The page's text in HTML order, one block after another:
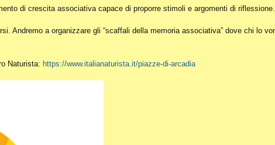
di crescita associativa capace di proporre stimoli e argomenti di riflessione.
Andremo a organizzare gli “scaffali della memoria associativa” dove chi lo
Naturista: https://www.italianaturista.it/piazze-di-arcadia